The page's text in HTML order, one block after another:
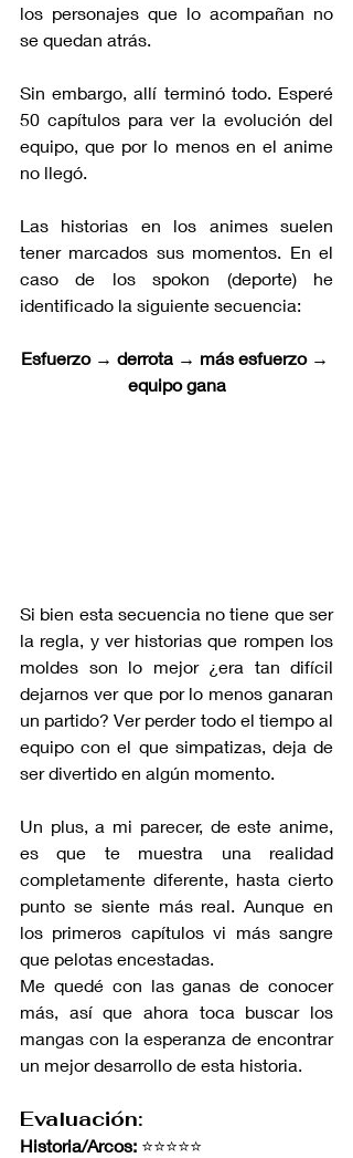
los personajes que lo acompañan no
se quedan atrás.
Sin embargo, allí terminó todo. Esperé
50 capítulos para ver la evolución del
equipo, que por lo menos en el anime
no llegó.
Las historias en los animes suelen
tener marcados sus momentos. En el
caso de los spokon (deporte) he
identificado la siguiente secuencia:
Esfuerzo → derrota → más esfuerzo →
equipo gana
Si bien esta secuencia no tiene que ser
la regla, y ver historias que rompen los
moldes son lo mejor ¿era tan difícil
dejarnos ver que por lo menos ganaran
un partido? Ver perder todo el tiempo al
equipo con el que simpatizas, deja de
ser divertido en algún momento.
Un plus, a mi parecer, de este anime,
es que te muestra una realidad
completamente diferente, hasta cierto
punto se siente más real. Aunque en
los primeros capítulos vi más sangre
que pelotas encestadas.
Me quedé con las ganas de conocer
más, así que ahora toca buscar los
mangas con la esperanza de encontrar
un mejor desarrollo de esta historia.
Evaluación:
Historia/Arcos: ⭐⭐⭐⭐⭐